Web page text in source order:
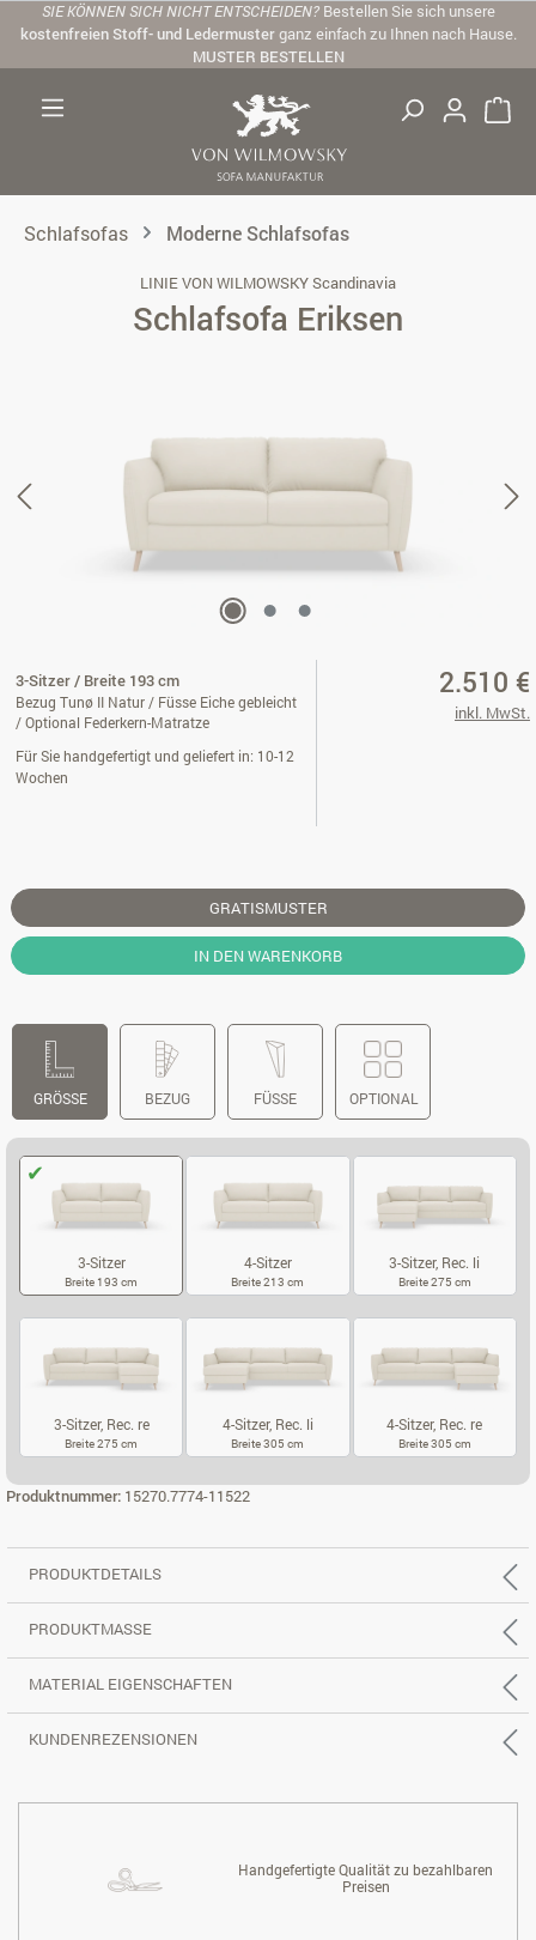
Zum Hauptinhalt springen
SIE KÖNNEN SICH NICHT ENTSCHEIDEN? Bestellen Sie sich unsere
kostenfreien Stoff- und Ledermusterganz einfach zu Ihnen nach Hause.
MUSTER BESTELLEN
Schlafsofas Moderne Schlafsofas
LINIE VON WILMOWSKY Scandinavia
Schlafsofa Eriksen
3-Sitzer / Breite 193 cm
Bezug Tunø II Natur / Füsse Eiche gebleicht
/ Optional Federkern-Matratze
Für Sie handgefertigt und geliefert in: 10-12
Wochen
2.510 €
inkl. MwSt.
GRATISMUSTER
IN DEN WARENKORB
GRÖSSE BEZUG FÜSSE OPTIONAL
3-Sitzer
Breite 193 cm
4-Sitzer
Breite 213 cm
3-Sitzer, Rec. li
Breite 275 cm
3-Sitzer, Rec. re
Breite 275 cm
4-Sitzer, Rec. li
Breite 305 cm
4-Sitzer, Rec. re
Breite 305 cm
Produktnummer: 15270.7774-11522
PRODUKTDETAILS
PRODUKTMASSE
MATERIAL EIGENSCHAFTEN
KUNDENREZENSIONEN
Handgefertigte Qualität zu bezahlbaren
Preisen